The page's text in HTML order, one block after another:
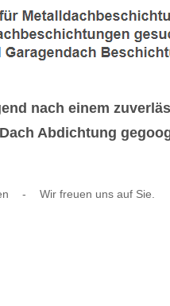
nach einem
Abdichtung
- Wir freuen uns auf Sie.